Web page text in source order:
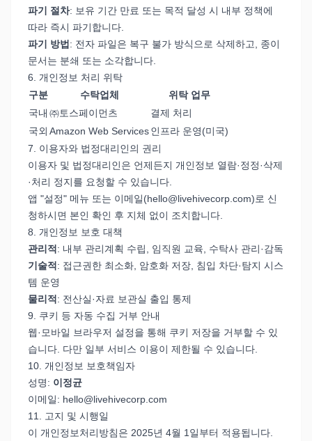
파기 절차: 보유 기간 만료 또는 목적 달성 시 내부 정책에
따라 즉시 파기합니다.
파기 방법 : 전자 파일은 복구 불가 방식으로 삭제하고, 종이
문서는 분쇄 또는 소각합니다.
6. 개인정보 처리 위탁
구분
수탁업체
위탁 업무
국내 ㈜토스페이먼츠
결제 처리
국외 Amazon Web Services인프라 운영(미국)
7. 이용자와 법정대리인의 권리
이용자 및 법정대리인은 언제든지 개인정보 열람·정정·삭제
·처리 정지를 요청할 수 있습니다.
앱 "설정" 메뉴 또는 이메일(hello@livehivecorp.com)로 신
청하시면 본인 확인 후 지체 없이 조치합니다.
8. 개인정보 보호 대책
관리적 : 내부 관리계획 수립, 임직원 교육, 수탁사 관리·감독
기술적 : 접근권한 최소화, 암호화 저장, 침입 차단·탐지 시스
템 운영
물리적 : 전산실·자료 보관실 출입 통제
9. 쿠키 등 자동 수집 거부 안내
웹·모바일 브라우저 설정을 통해 쿠키 저장을 거부할 수 있
습니다. 다만 일부 서비스 이용이 제한될 수 있습니다.
10. 개인정보 보호책임자
성명: 이정균
이메일: hello@livehivecorp.com
11. 고지 및 시행일
이 개인정보처리방침은 2025년 4월 1일부터 적용됩니다.